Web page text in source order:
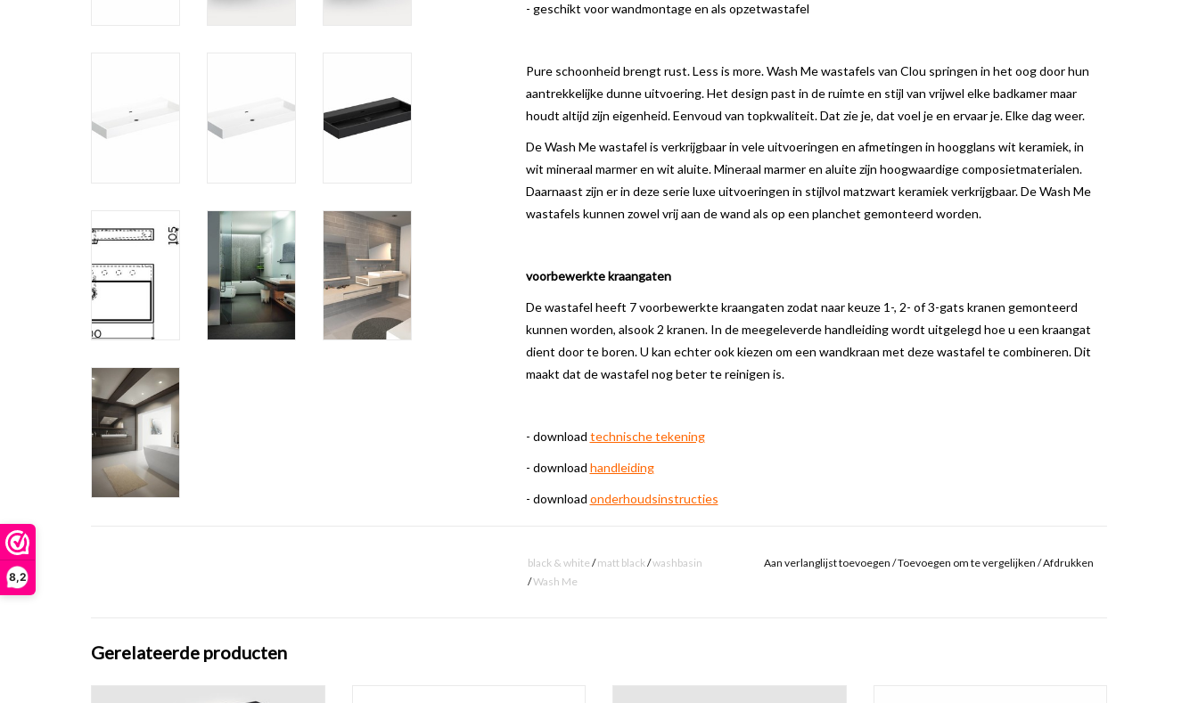
8,2
- geschikt voor wandmontage en als opzetwastafel
Pure schoonheid brengt rust. Less is more. Wash Me wastafels van Clou springen in het oog door hun
aantrekkelijke dunne uitvoering. Het design past in de ruimte en stijl van vrijwel elke badkamer maar
houdt altijd zijn eigenheid. Eenvoud van topkwaliteit. Dat zie je, dat voel je en ervaar je. Elke dag weer.
De Wash Me wastafel is verkrijgbaar in vele uitvoeringen en afmetingen in hoogglans wit keramiek, in
wit mineraal marmer en wit aluite. Mineraal marmer en aluite zijn hoogwaardige composietmaterialen.
Daarnaast zijn er in deze serie luxe uitvoeringen in stijlvol matzwart keramiek verkrijgbaar. De Wash Me
wastafels kunnen zowel vrij aan de wand als op een planchet gemonteerd worden.
voorbewerkte kraangaten
De wastafel heeft 7 voorbewerkte kraangaten zodat naar keuze 1-, 2- of 3-gats kranen gemonteerd
kunnen worden, alsook 2 kranen. In de meegeleverde handleiding wordt uitgelegd hoe u een kraangat
dient door te boren. U kan echter ook kiezen om een wandkraan met deze wastafel te combineren. Dit
maakt dat de wastafel nog beter te reinigen is.
- download technische tekening
- download handleiding
- download onderhoudsinstructies
black & white /matt black/washbasin
/Wash Me
Aan verlanglijst toevoegen /Toevoegen om te vergelijken /Afdrukken
Gerelateerde producten